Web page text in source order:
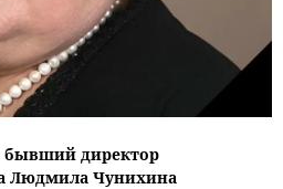
бывший директор
Людмила Чунихина